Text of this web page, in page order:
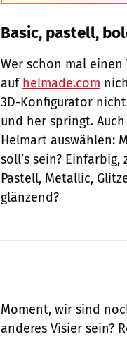
Basic, pastell,
Wer schon mal
auf helmade.com
3D-Konfigurator
und her springt.
Helmart auswählen:
soll’s sein?
Pastell, Metallic,
glänzend?
Moment, wir sind
anderes Visier sein?